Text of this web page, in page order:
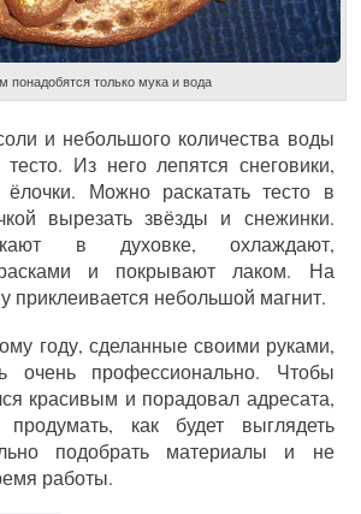
понадобятся только мука и вода
и небольшого количества воды
тесто. Из него лепятся снеговики,
ёлочки. Можно раскатать тесто в
вырезать звёзды и снежинки.
в духовке, охлаждают,
и покрывают лаком. На
приклеивается небольшой магнит.
году, сделанные своими руками,
очень профессионально. Чтобы
красивым и порадовал адресата,
как будет выглядеть
подобрать материалы и не
работы.